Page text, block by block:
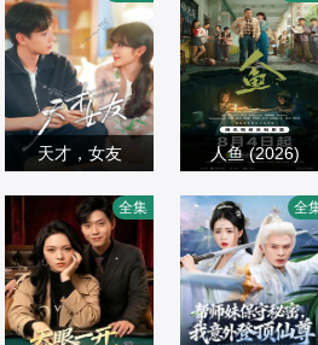
天才，女友
伟明,安沺,夏浩然
国产剧
2026/中国大陆
人鱼 (2026)
钿甜,董勇,张帆,
创,何思甜,张棪琰
罗海琼,是安,赵健
段钰,董向荣,薛佳
国产剧
2026/中国大陆
全集 全